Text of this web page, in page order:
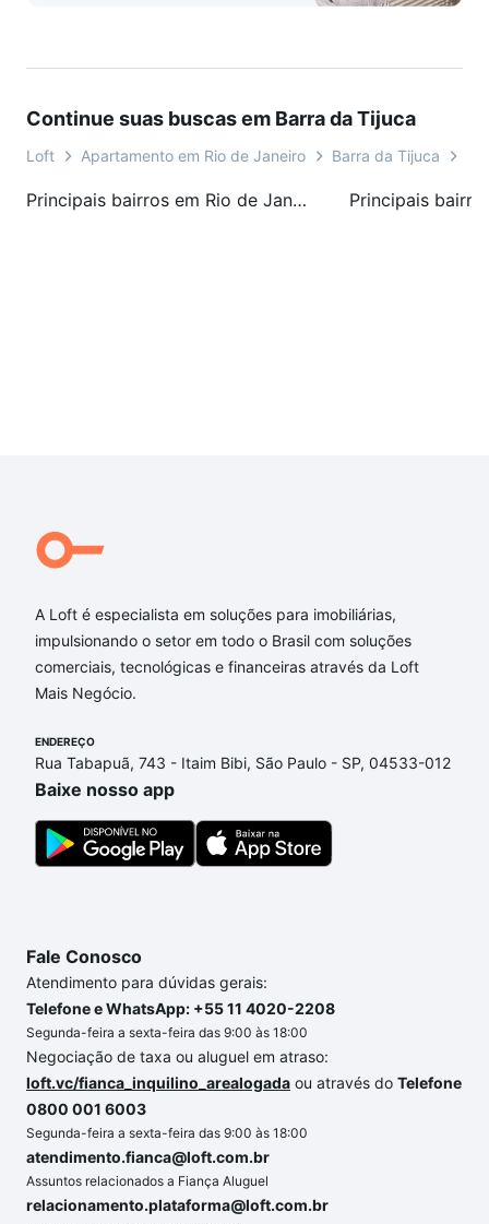
Continue suas buscas em Barra da Tijuca
Loft Apartamento em Rio de Janeiro Barra da Tijuca
Principais bairros em Rio de Janeiro, RJ
A Loft é especialista em soluções para imobiliárias,
impulsionando o setor em todo o Brasil com soluções
comerciais, tecnológicas e financeiras através da Loft
Mais Negócio.
ENDEREÇO
Rua Tabapuã, 743 - Itaim Bibi, São Paulo - SP, 04533-012
Baixe nosso app
Fale Conosco
Atendimento para dúvidas gerais:
Telefone e WhatsApp: +55 11 4020-2208
Segunda-feira a sexta-feira das 9:00 às 18:00
Negociação de taxa ou aluguel em atraso:
loft.vc/fianca_inquilino_arealogada ou através do Telefone
0800 001 6003
Segunda-feira a sexta-feira das 9:00 às 18:00
atendimento.fianca@loft.com.br
Assuntos relacionados a Fiança Aluguel
relacionamento.plataforma@loft.com.br